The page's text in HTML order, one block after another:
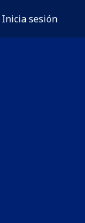
Inicia sesión